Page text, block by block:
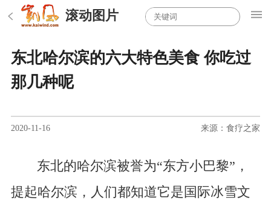
滚动图片
东北哈尔滨的六大特色美食 你吃过
那几种呢
2020-11-16 来源：食疗之家
东北的哈尔滨被誉为“东方小巴黎”，
提起哈尔滨，人们都知道它是国际冰雪文